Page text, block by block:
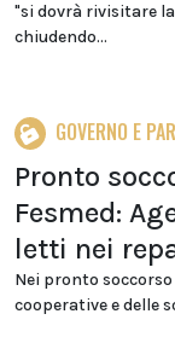
"si dovrà rivisitare
chiudendo...
GOVERNO E
Pronto
Fesmed:
letti nei
Nei pronto
cooperative e delle